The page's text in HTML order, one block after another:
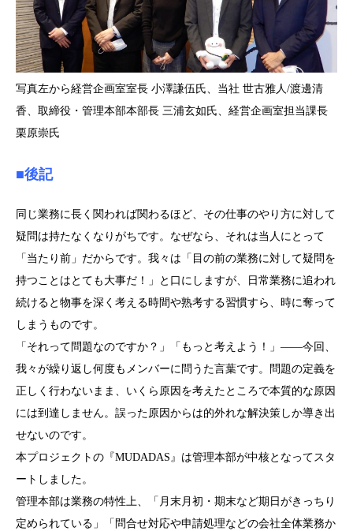
写真左から経営企画室室長 小澤謙伍氏、当社 世古雅人/渡邊清
香、取締役・管理本部本部長 三浦玄如氏、経営企画室担当課長
栗原崇氏
■後記
同じ業務に長く関われば関わるほど、その仕事のやり方に対して
疑問は持たなくなりがちです。なぜなら、それは当人にとって
「当たり前」だからです。我々は「目の前の業務に対して疑問を
持つことはとても大事だ！」と口にしますが、日常業務に追われ
続けると物事を深く考える時間や熟考する習慣すら、時に奪って
しまうものです。
「それって問題なのですか？」「もっと考えよう！」――今回、
我々が繰り返し何度もメンバーに問うた言葉です。問題の定義を
正しく行わないまま、いくら原因を考えたところで本質的な原因
には到達しません。誤った原因からは的外れな解決策しか導き出
せないのです。
本プロジェクトの『MUDADAS』は管理本部が中核となってスタ
ートしました。
管理本部は業務の特性上、「月末月初・期末など期日がきっちり
定められている」「問合せ対応や申請処理などの会社全体業務か